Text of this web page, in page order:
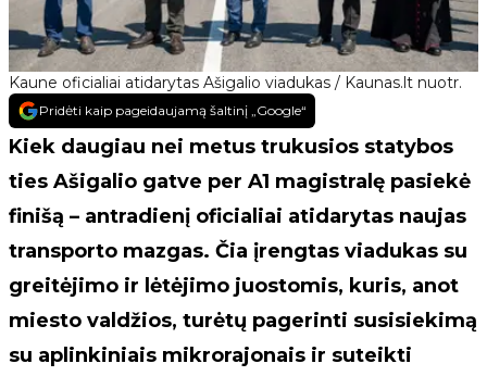
Kaune oficialiai atidarytas Ašigalio viadukas / Kaunas.lt nuotr.
Pridėti kaip pageidaujamą šaltinį „Google“
Kiek daugiau nei metus trukusios statybos
ties Ašigalio gatve per A1 magistralę pasiekė
finišą – antradienį oficialiai atidarytas naujas
transporto mazgas. Čia įrengtas viadukas su
greitėjimo ir lėtėjimo juostomis, kuris, anot
miesto valdžios, turėtų pagerinti susisiekimą
su aplinkiniais mikrorajonais ir suteikti